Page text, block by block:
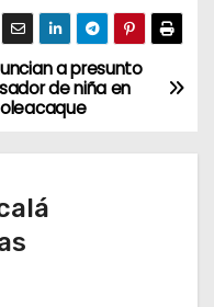
a presunto
de niña en